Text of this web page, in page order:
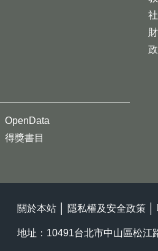
OpenData
得獎書目
關於本站 隱私權及安全政策
地址：10491台北市中山區松江